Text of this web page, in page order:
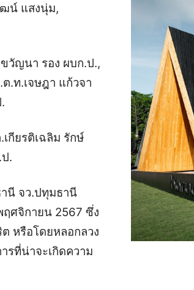
น์ แสงนุ่ม,
วัญนา รอง ผบก.ป.,
ต.ท.เจษฎา แก้วจา
เกียรติเฉลิม รักษ์
.
นี จว.ปทุมธานี
ฤศจิกายน 2567 ซึ่ง
หรือโดยหลอกลวง
รที่น่าจะเกิดความ